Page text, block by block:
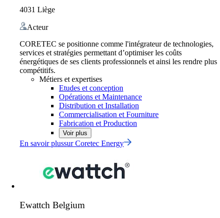
4031 Liège
Acteur
CORETEC se positionne comme l'intégrateur de technologies,
services et stratégies permettant d’optimiser les coûts
énergétiques de ses clients professionnels et ainsi les rendre plus
compétitifs.
Métiers et expertises
Etudes et conception
Opérations et Maintenance
Distribution et Installation
Commercialisation et Fourniture
Fabrication et Production
Voir plus
En savoir plussurCoretec Energy
Ewattch Belgium